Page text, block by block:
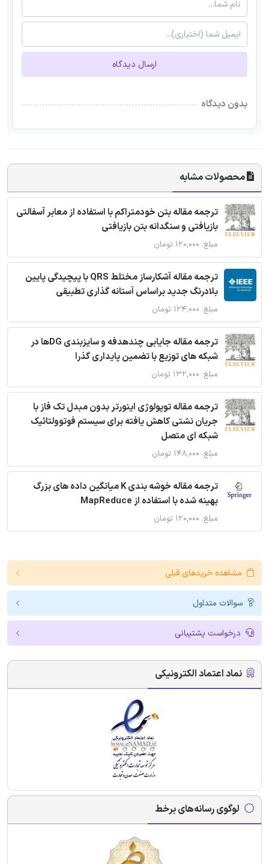
ارسال دیدگاه
بدون دیدگاه
محصولات مشابه
ترجمه مقاله بتن خودمتراکم با استفاده از معابر آسفالتی
بازیافتی و سنگدانه بتن بازیافتی
مبلغ: ۱۲۰,۰۰۰ تومان
ترجمه مقاله آشکارساز مختلط QRS با پیچیدگی پایین
بلادرنگ جدید براساس آستانه گذاری تطبیقی
مبلغ: ۱۲۴,۰۰۰ تومان
ترجمه مقاله جایابی چندهدفه و سایزبندی DGها در
شبکه های توزیع با تضمین پایداری گذرا
مبلغ: ۱۳۲,۰۰۰ تومان
ترجمه مقاله توپولوژی اینورتر بدون مبدل تک فاز با
جریان نشتی کاهش یافته برای سیستم فوتوولتائیک
شبکه ای متصل
مبلغ: ۱۴۸,۰۰۰ تومان
ترجمه مقاله خوشه بندی K میانگین داده های بزرگ
بهینه شده با استفاده از MapReduce
مبلغ: ۱۲۰,۰۰۰ تومان
مشاهده خریدهای قبلی
سوالات متداول
درخواست پشتیبانی
نماد اعتماد الکترونیکی
لوگوی رسانه‌های برخط